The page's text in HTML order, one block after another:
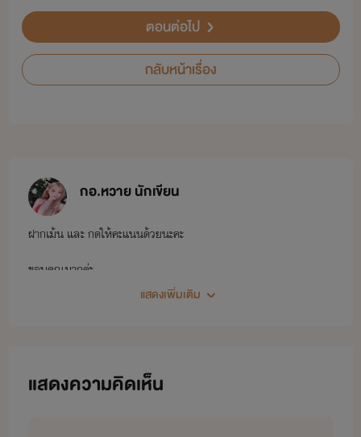
ตอนต่อไป
กลับหน้าเรื่อง
กอ.หวาย นักเขียน
ฝากเม้น และ กดให้คะแนนด้วยนะคะ
ขอบคุณมากค่ะ
แสดงเพิ่มเติม
แสดงความคิดเห็น